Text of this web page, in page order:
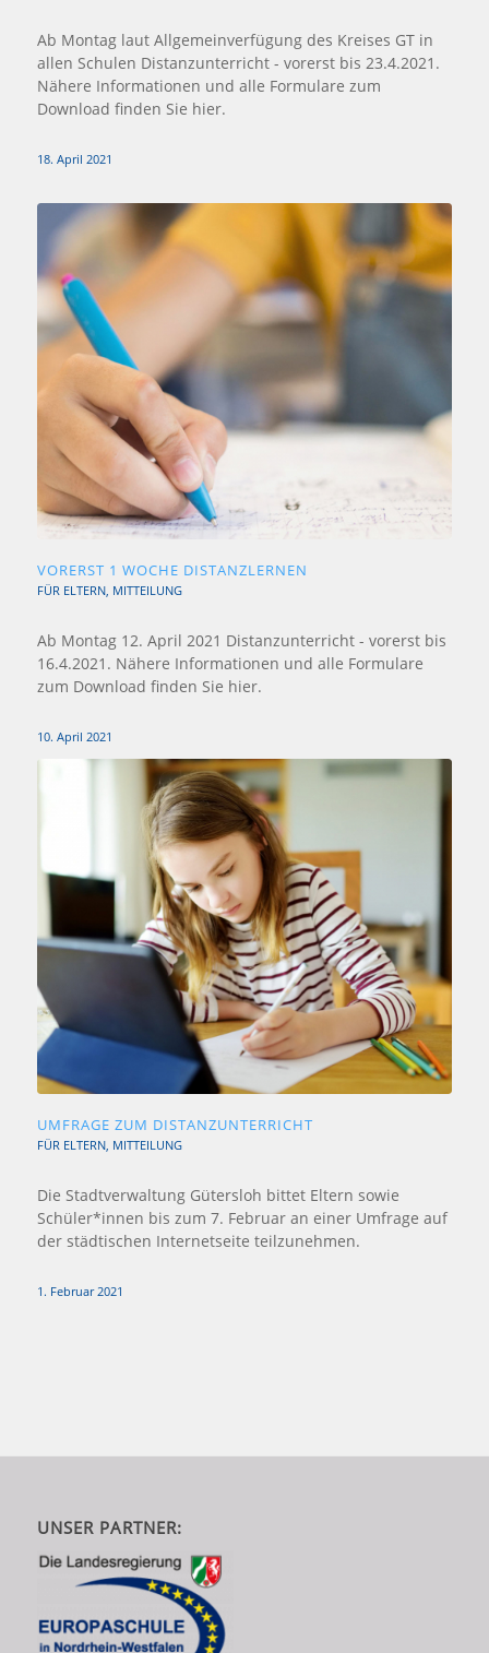
Ab Montag laut Allgemeinverfügung des Kreises GT in
allen Schulen Distanzunterricht - vorerst bis 23.4.2021.
Nähere Informationen und alle Formulare zum
Download finden Sie hier.
18. April 2021
VORERST 1 WOCHE DISTANZLERNEN
FÜR ELTERN, MITTEILUNG
Ab Montag 12. April 2021 Distanzunterricht - vorerst bis
16.4.2021. Nähere Informationen und alle Formulare
zum Download finden Sie hier.
10. April 2021
UMFRAGE ZUM DISTANZUNTERRICHT
FÜR ELTERN, MITTEILUNG
Die Stadtverwaltung Gütersloh bittet Eltern sowie
Schüler*innen bis zum 7. Februar an einer Umfrage auf
der städtischen Internetseite teilzunehmen.
1. Februar 2021
UNSER PARTNER: